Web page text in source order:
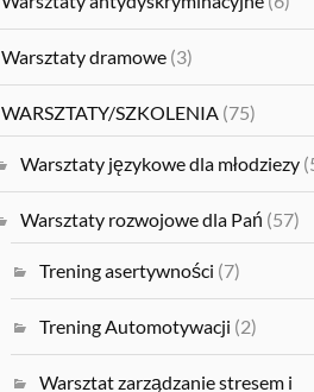
Warsztaty dramowe (3)
WARSZTATY/SZKOLENIA (75)
Warsztaty językowe dla młodziezy
Warsztaty rozwojowe dla Pań (57)
Trening asertywności (7)
Trening Automotywacji (2)
Warsztat zarządzanie stresem i